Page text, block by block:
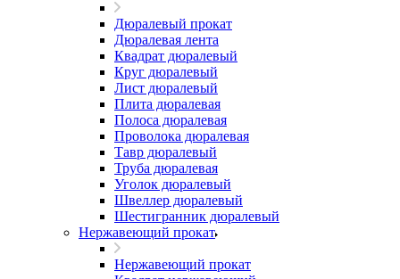
Дюралевый прокат
Дюралевая лента
Квадрат дюралевый
Круг дюралевый
Лист дюралевый
Плита дюралевая
Полоса дюралевая
Проволока дюралевая
Тавр дюралевый
Труба дюралевая
Уголок дюралевый
Швеллер дюралевый
Шестигранник дюралевый
Нержавеющий прокат
Нержавеющий прокат